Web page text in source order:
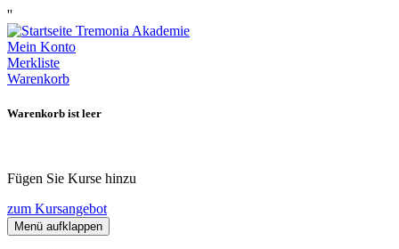
''
Mein Konto
Merkliste
Warenkorb
Warenkorb ist leer
Fügen Sie Kurse hinzu
zum Kursangebot
Menü aufklappen